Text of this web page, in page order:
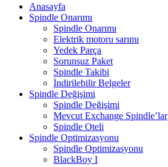
Anasayfa
Spindle Onarımı
Spindle Onarımı
Elektrik motoru sarımı
Yedek Parça
Sorunsuz Paket
Spindle Takibi
İndirilebilir Belgeler
Spindle Değişimi
Spindle Değişimi
Mevcut Exchange Spindle’lar
Spindle Oteli
Spindle Optimizasyonu
Spindle Optimizasyonu
BlackBoy I